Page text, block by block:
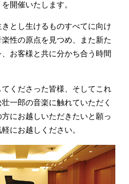
開催いたします。
きとし生けるものすべてに向け
性の原点を見つめ、また新た
お客様と共に分かち合う時間
くださった皆様、そしてこれ
一郎の音楽に触れていただく
にお越しいただきたいと願っ
にお越しください。